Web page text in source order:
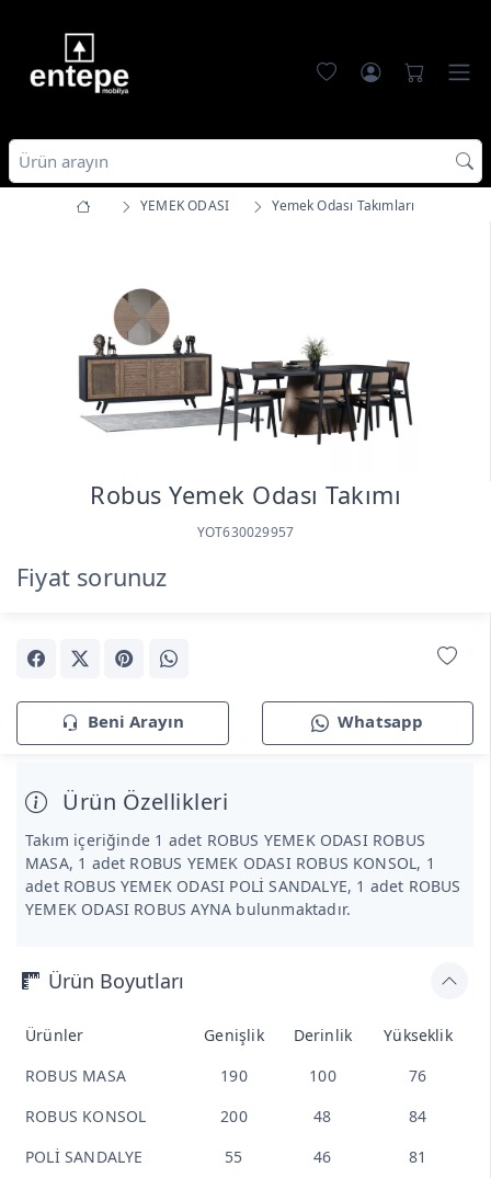
YEMEK ODASI Yemek Odası Takımları
Robus Yemek Odası Takımı
YOT630029957
Fiyat sorunuz
Beni Arayın Whatsapp
Ürün Özellikleri
Takım içeriğinde 1 adet ROBUS YEMEK ODASI ROBUS
MASA, 1 adet ROBUS YEMEK ODASI ROBUS KONSOL, 1
adet ROBUS YEMEK ODASI POLİ SANDALYE, 1 adet ROBUS
YEMEK ODASI ROBUS AYNA bulunmaktadır.
Ürün Boyutları
Ürünler Genişlik Derinlik
Yükseklik
ROBUS MASA
190 100
76
ROBUS KONSOL
200 48
84
POLİ SANDALYE
55 46
81